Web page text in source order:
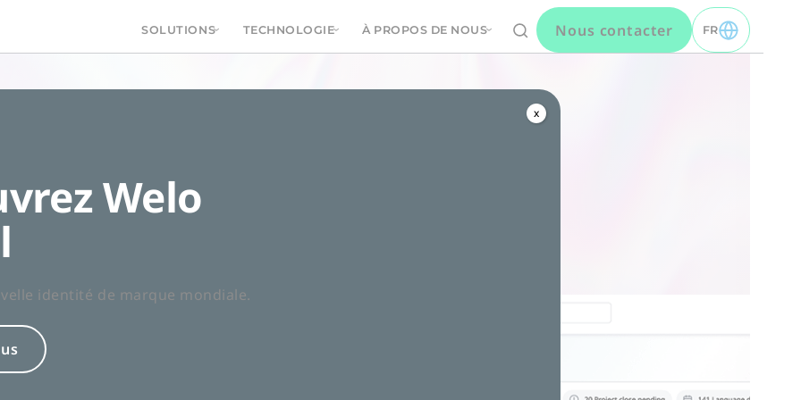
SOLUTIONS TECHNOLOGIE À PROPOS DE NOUS Nous contacter FR
TOGGLE FR
services
en
d’une plateforme de
contenu et aux cas
Welo
identité de marque mondiale.
x